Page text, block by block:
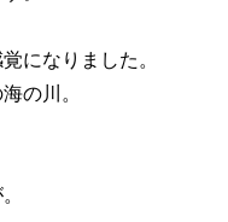
になりました。
の川。